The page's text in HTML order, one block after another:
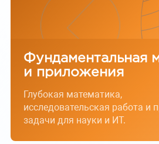
Фундаментальная
и приложения
Глубокая математика,
исследовательская работа и
задачи для науки и ИТ.